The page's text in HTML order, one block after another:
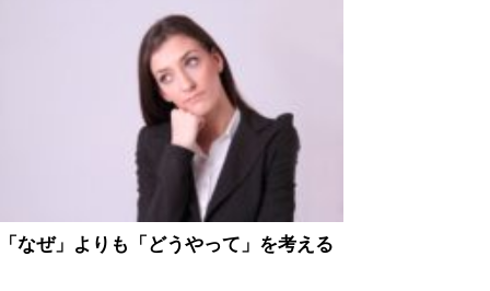
「なぜ」よりも「どうやって」を考える